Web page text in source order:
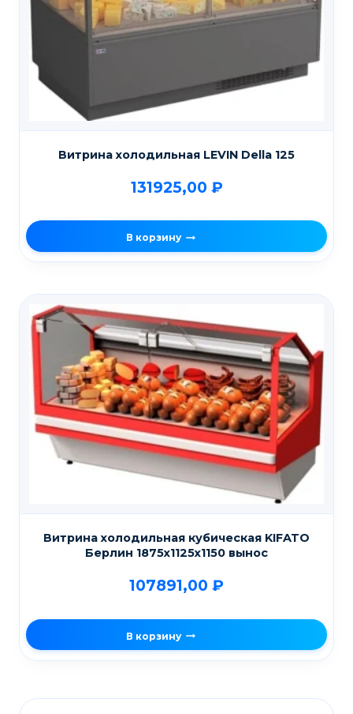
Витрина холодильная LEVIN Della 125
131925,00 ₽
В корзину
Витрина холодильная кубическая KIFATO
Берлин 1875х1125х1150 вынос
107891,00 ₽
В корзину